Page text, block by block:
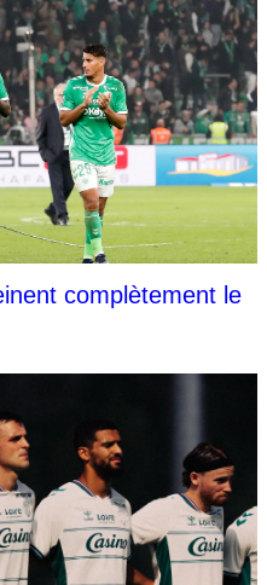
complètement le